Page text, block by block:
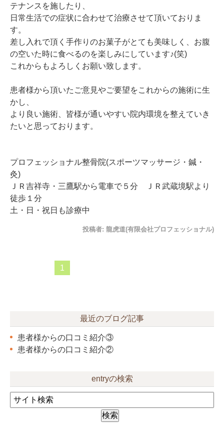
テナンスを施したり、
日常生活での症状に合わせて治療させて頂いておりま
す。
差し入れで頂く手作りのお菓子がとても美味しく、お腹
の空いた時に食べるのを楽しみにしています♪(笑)
これからもよろしくお願い致します。
患者様から頂いたご意見やご要望をこれからの施術に生
かし、
より良い施術、皆様が通いやすい院内環境を整えていき
たいと思っております。
プロフェッショナル整骨院(スポーツマッサージ・鍼・
灸)
ＪＲ吉祥寺・三鷹駅から電車で５分 ＪＲ武蔵境駅より
徒歩１分
土・日・祝日も診療中
投稿者: 龍虎道(有限会社プロフェッショナル)
1
最近のブログ記事
患者様からの口コミ紹介③
患者様からの口コミ紹介②
entryの検索